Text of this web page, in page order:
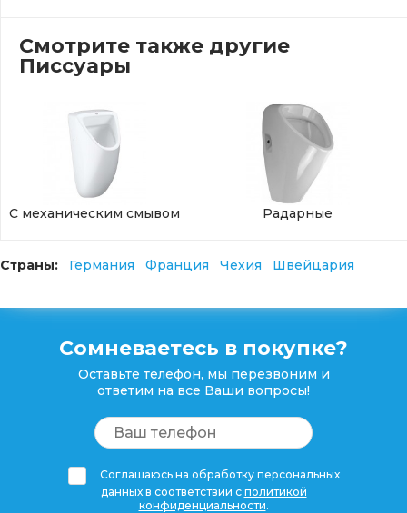
Смотрите также другие
Писсуары
С механическим смывом Радарные
Страны: Германия Франция Чехия Швейцария
Сомневаетесь в покупке?
Оставьте телефон, мы перезвоним и
ответим на все Ваши вопросы!
Соглашаюсь на обработку персональных
данных в соответствии с политикой
конфиденциальности.